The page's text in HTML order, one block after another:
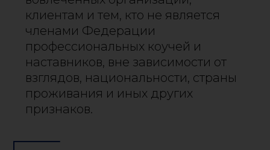
клиентам и тем, кто не является
членами Федерации
профессиональных коучей и
наставников, вне зависимости от
взглядов, национальности, страны
проживания и иных других
признаков.